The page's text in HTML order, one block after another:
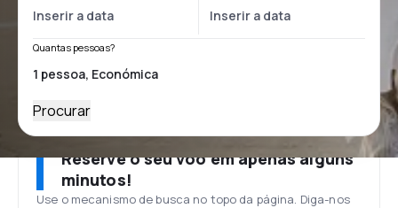
Quantas pessoas?
Procurar
Reserve o seu voo em apenas alguns
minutos!
Use o mecanismo de busca no topo da página. Diga-nos